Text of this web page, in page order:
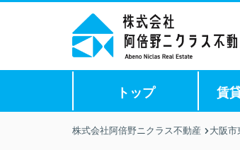
トップ 賃
株式会社阿倍野ニクラス不動産 大阪市